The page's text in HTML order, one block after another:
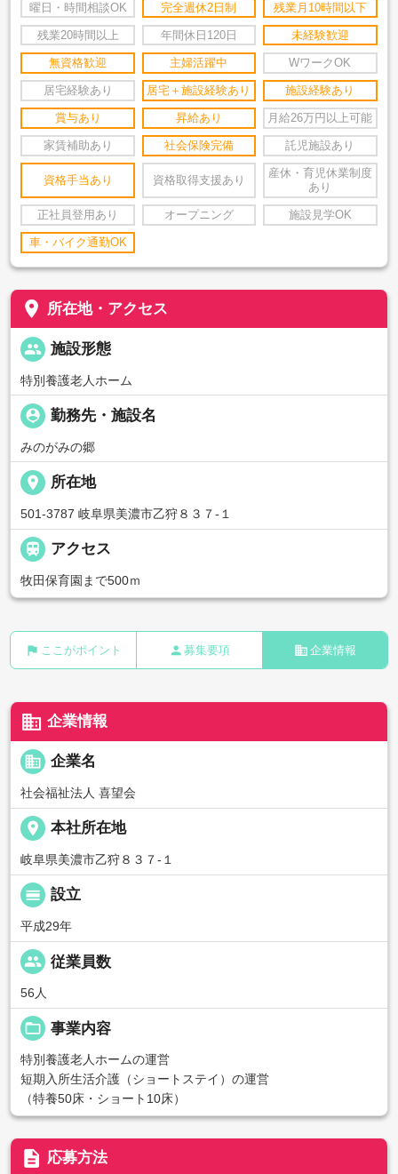
曜日・時間相談OK 完全週休2日制 残業月10時間以下
残業20時間以上 年間休日120日 未経験歓迎
無資格歓迎 主婦活躍中 WワークOK
居宅経験あり 居宅＋施設経験あり 施設経験あり
賞与あり 昇給あり 月給26万円以上可能
家賃補助あり 社会保険完備 託児施設あり
資格手当あり 資格取得支援あり
産休・育児休業制度
あり
正社員登用あり オープニング 施設見学OK
車・バイク通勤OK
place 所在地・アクセス
people 施設形態
特別養護老人ホーム
person_pin 勤務先・施設名
みのがみの郷
place 所在地
501-3787 岐阜県美濃市乙狩８３７-１
 アクセス
牧田保育園まで500ｍ
flag ここがポイント person 募集要項 business 企業情報
business 企業情報
business 企業名
社会福祉法人 喜望会
place 本社所在地
岐阜県美濃市乙狩８３７-１
calendar_view_day 設立
平成29年
people 従業員数
56人
folder_open 事業内容
特別養護老人ホームの運営
短期入所生活介護（ショートステイ）の運営
（特養50床・ショート10床）
description 応募方法